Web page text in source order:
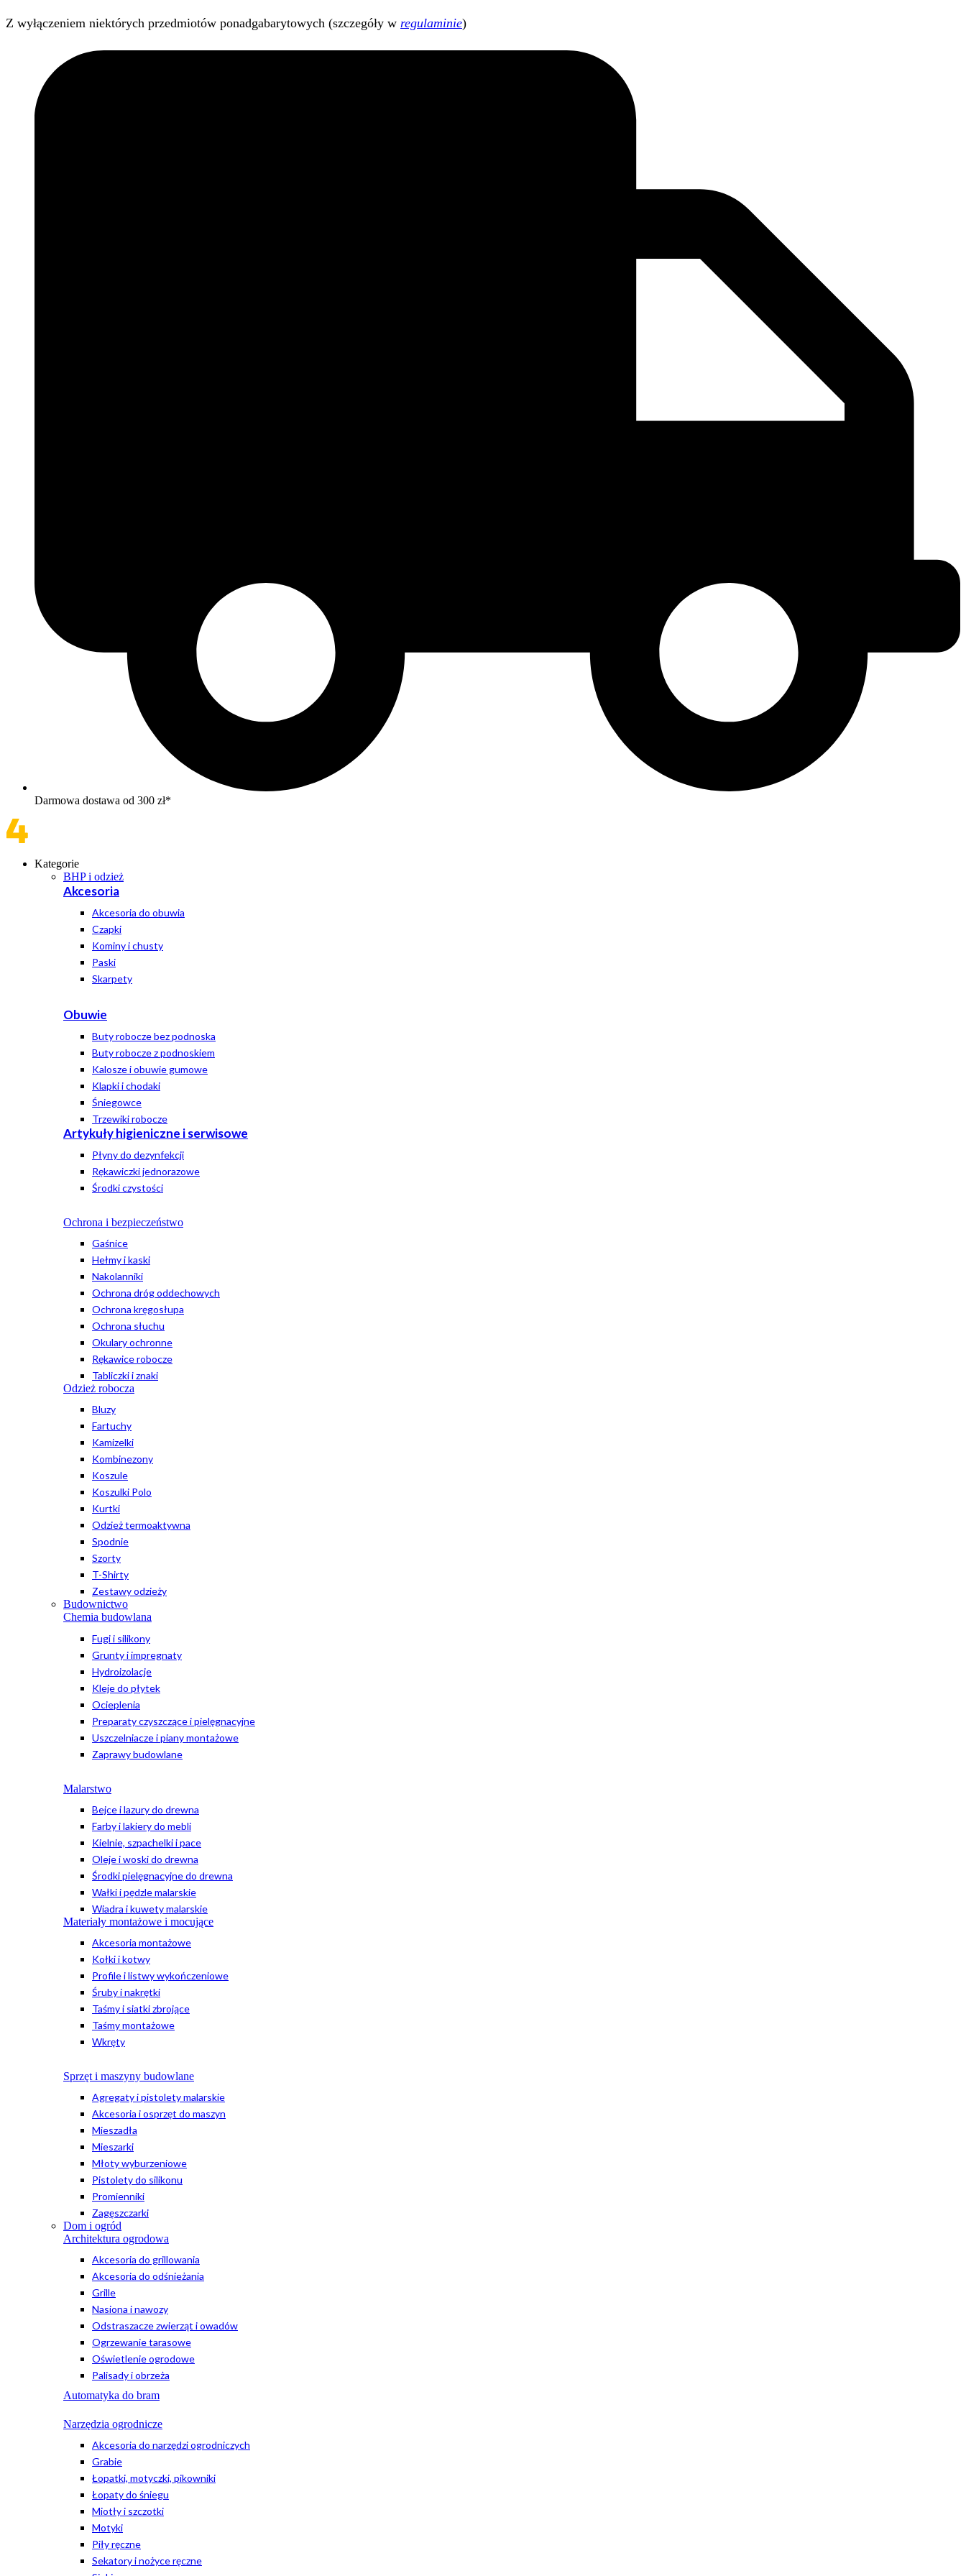
Z wyłączeniem niektórych przedmiotów ponadgabarytowych (szczegóły w regulaminie)
Darmowa dostawa od 300 zł*
Kategorie
BHP i odzież
Akcesoria
Akcesoria do obuwia
Czapki
Kominy i chusty
Paski
Skarpety
Obuwie
Buty robocze bez podnoska
Buty robocze z podnoskiem
Kalosze i obuwie gumowe
Klapki i chodaki
Śniegowce
Trzewiki robocze
Artykuły higieniczne i serwisowe
Płyny do dezynfekcji
Rękawiczki jednorazowe
Środki czystości
Ochrona i bezpieczeństwo
Gaśnice
Hełmy i kaski
Nakolanniki
Ochrona dróg oddechowych
Ochrona kręgosłupa
Ochrona słuchu
Okulary ochronne
Rękawice robocze
Tabliczki i znaki
Odzież robocza
Bluzy
Fartuchy
Kamizelki
Kombinezony
Koszule
Koszulki Polo
Kurtki
Odzież termoaktywna
Spodnie
Szorty
T-Shirty
Zestawy odzieży
Budownictwo
Chemia budowlana
Fugi i silikony
Grunty i impregnaty
Hydroizolacje
Kleje do płytek
Ocieplenia
Preparaty czyszczące i pielęgnacyjne
Uszczelniacze i piany montażowe
Zaprawy budowlane
Malarstwo
Bejce i lazury do drewna
Farby i lakiery do mebli
Kielnie, szpachelki i pace
Oleje i woski do drewna
Środki pielęgnacyjne do drewna
Wałki i pędzle malarskie
Wiadra i kuwety malarskie
Materiały montażowe i mocujące
Akcesoria montażowe
Kołki i kotwy
Profile i listwy wykończeniowe
Śruby i nakrętki
Taśmy i siatki zbrojące
Taśmy montażowe
Wkręty
Sprzęt i maszyny budowlane
Agregaty i pistolety malarskie
Akcesoria i osprzęt do maszyn
Mieszadła
Mieszarki
Młoty wyburzeniowe
Pistolety do silikonu
Promienniki
Zagęszczarki
Dom i ogród
Architektura ogrodowa
Akcesoria do grillowania
Akcesoria do odśnieżania
Grille
Nasiona i nawozy
Odstraszacze zwierząt i owadów
Ogrzewanie tarasowe
Oświetlenie ogrodowe
Palisady i obrzeża
Automatyka do bram
Narzędzia ogrodnicze
Akcesoria do narzędzi ogrodniczych
Grabie
Łopatki, motyczki, pikowniki
Łopaty do śniegu
Miotły i szczotki
Motyki
Piły ręczne
Sekatory i nożyce ręczne